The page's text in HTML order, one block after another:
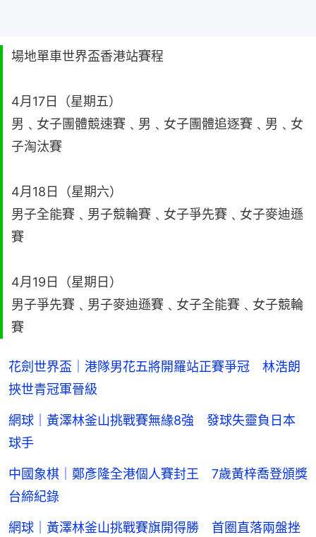
場地單車世界盃香港站賽程
4月17日（星期五）
男﹑女子團體競速賽﹑男﹑女子團體追逐賽﹑男﹑女
子淘汰賽
4月18日（星期六）
男子全能賽﹑男子競輪賽﹑女子爭先賽﹑女子麥迪遜
賽
4月19日（星期日）
男子爭先賽﹑男子麥迪遜賽﹑女子全能賽﹑女子競輪
賽
花劍世界盃｜港隊男花五將開羅站正賽爭冠 林浩朗
挾世青冠軍晉級
網球｜黃澤林釜山挑戰賽無緣8強 發球失靈負日本
球手
中國象棋｜鄭彥隆全港個人賽封王 7歲黃梓喬登頒獎
台締紀錄
網球｜黃澤林釜山挑戰賽旗開得勝 首圈直落兩盤挫